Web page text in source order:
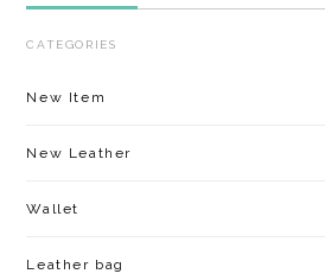
CATEGORIES
New Item
New Leather
Wallet
Leather bag